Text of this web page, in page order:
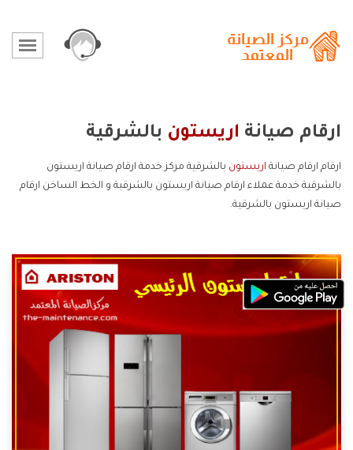
ارقام صيانة اريستون بالشرقية
ارقام ارقام صيانة اريستون بالشرقية مركز خدمة ارقام صيانة اريستون
بالشرقية خدمة عملاء ارقام صيانة اريستون بالشرقية و الخط الساخن ارقام
صيانة اريستون بالشرقية.